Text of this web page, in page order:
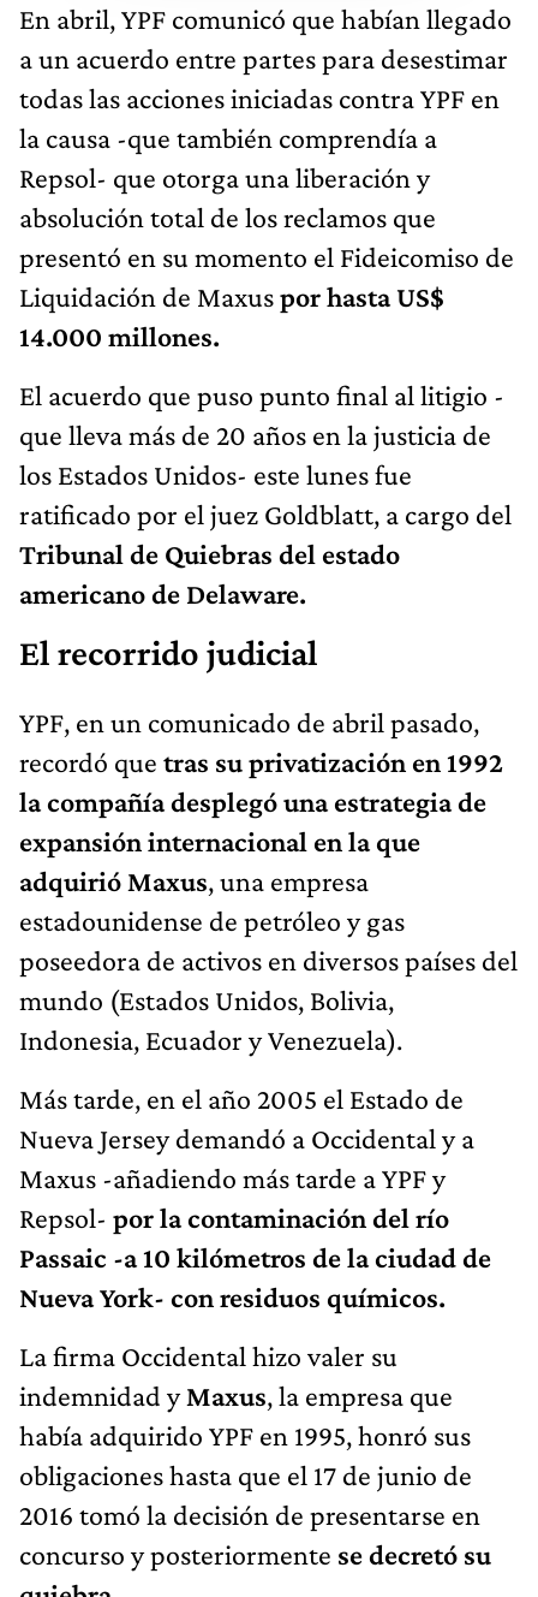
En abril, YPF comunicó que habían llegado
a un acuerdo entre partes para desestimar
todas las acciones iniciadas contra YPF en
la causa -que también comprendía a
Repsol- que otorga una liberación y
absolución total de los reclamos que
presentó en su momento el Fideicomiso de
Liquidación de Maxuspor hasta US$
14.000 millones.
El acuerdo que puso punto final al litigio -
que lleva más de 20 años en la justicia de
los Estados Unidos- este lunes fue
ratificado por el juez Goldblatt, a cargo del
Tribunal de Quiebras del estado
americano de Delaware.
El recorrido judicial
YPF, en un comunicado de abril pasado,
recordó que tras su privatización en 1992
la compañía desplegó una estrategia de
expansión internacional en la que
adquirió Maxus, una empresa
estadounidense de petróleo y gas
poseedora de activos en diversos países del
mundo (Estados Unidos, Bolivia,
Indonesia, Ecuador y Venezuela).
Más tarde, en el año 2005 el Estado de
Nueva Jersey demandó a Occidental y a
Maxus -añadiendo más tarde a YPF y
Repsol- por la contaminación del río
Passaic -a 10 kilómetros de la ciudad de
Nueva York- con residuos químicos.
La firma Occidental hizo valer su
indemnidad yMaxus, la empresa que
había adquirido YPF en 1995, honró sus
obligaciones hasta que el 17 de junio de
2016 tomó la decisión de presentarse en
concurso y posteriormente se decretó su